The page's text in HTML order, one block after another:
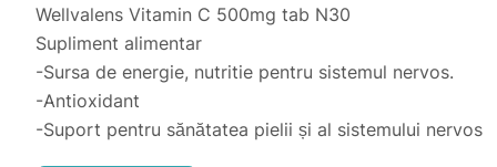
Wellvalens Vitamin C 500mg tab N30
Supliment alimentar
-Sursa de energie, nutritie pentru sistemul nervos.
-Antioxidant
-Suport pentru sănătatea pielii și al sistemului nervos